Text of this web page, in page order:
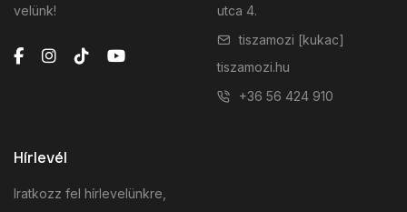
velünk!
utca 4.
tiszamozi [kukac]
tiszamozi.hu
+36 56 424 910
Hírlevél
Iratkozz fel hírlevelünkre,